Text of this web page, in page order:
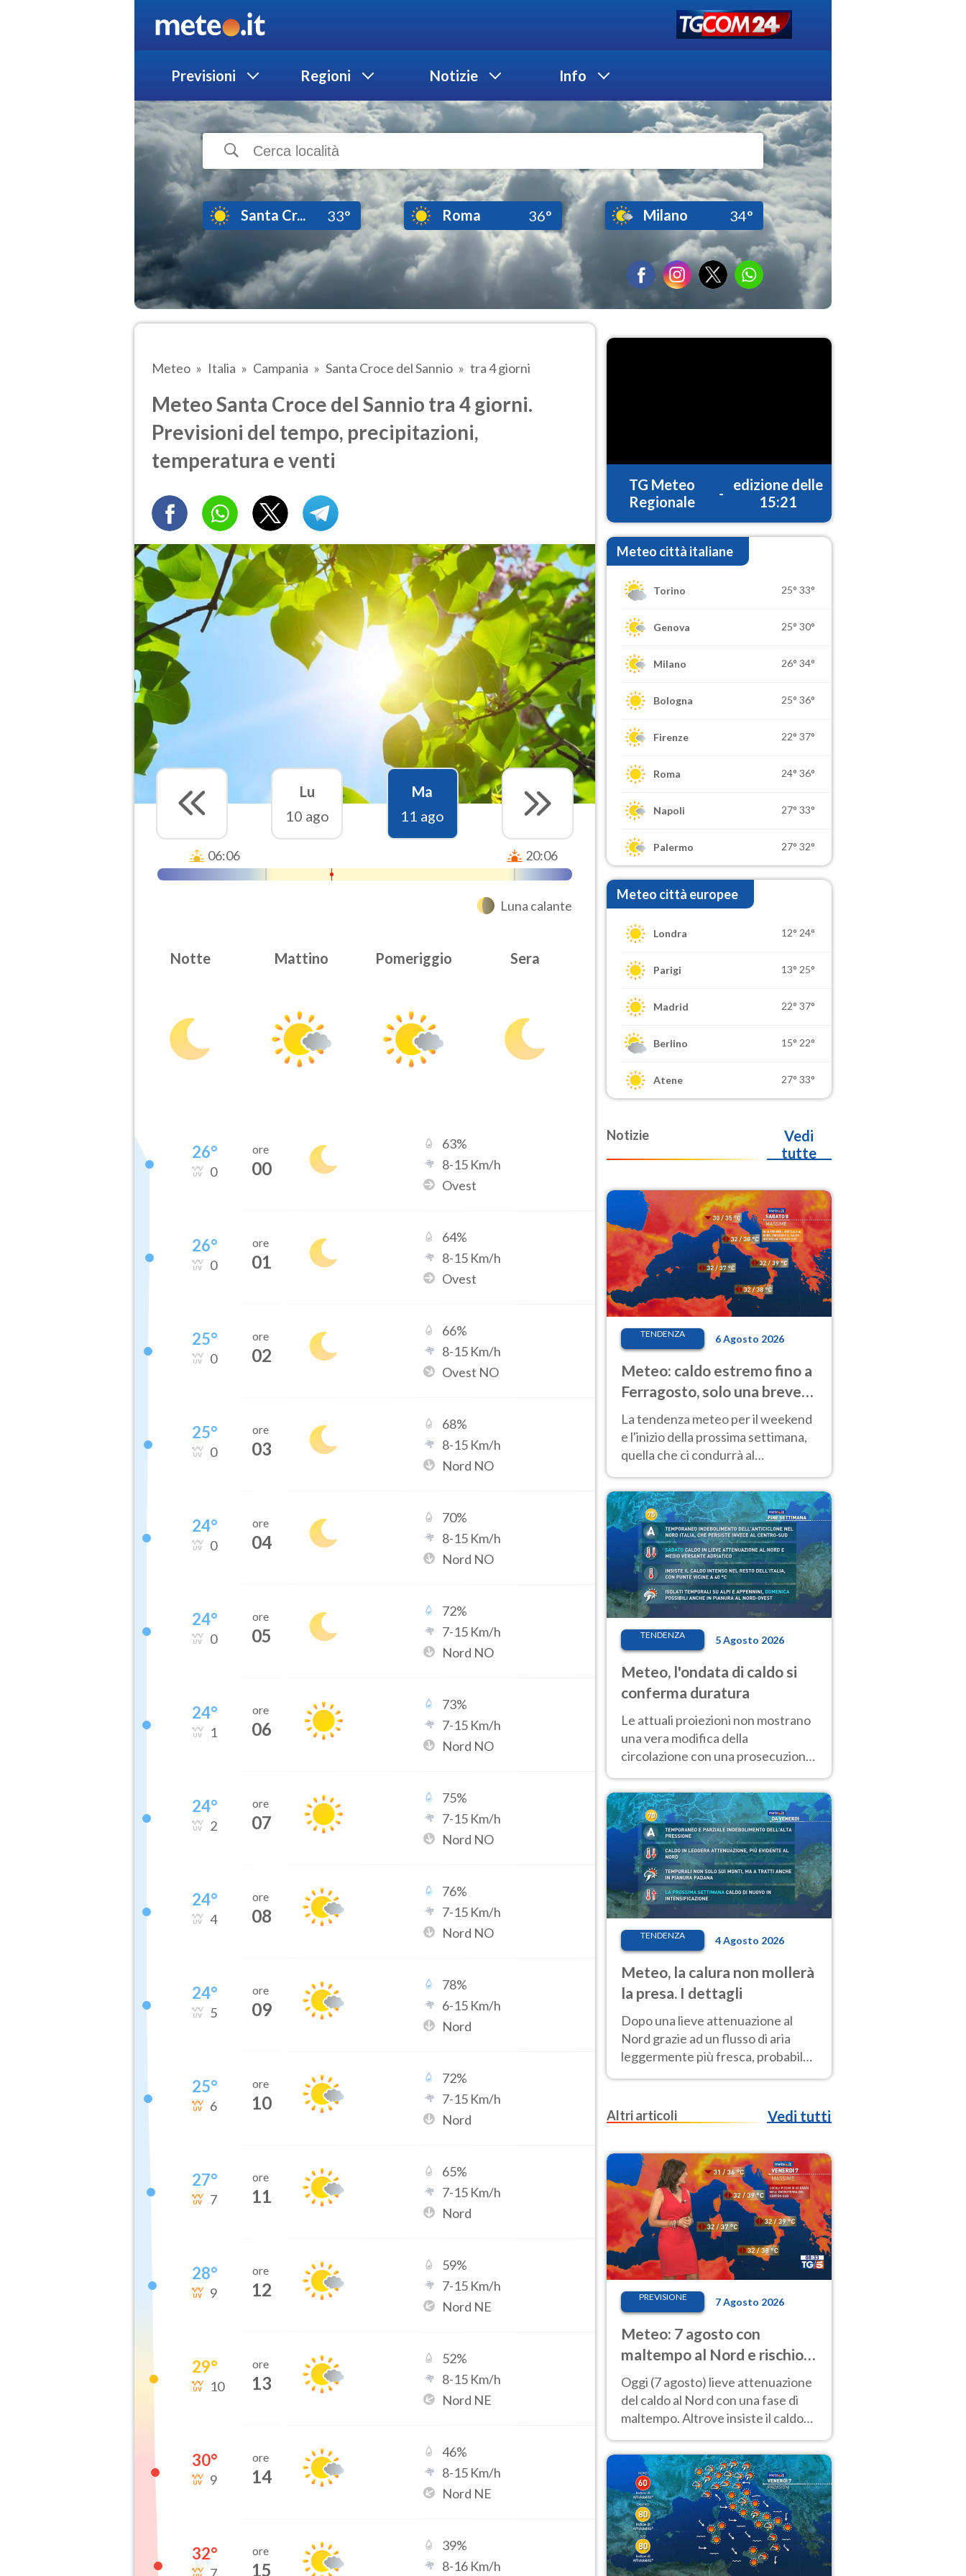
Previsioni Regioni Notizie Info
Santa Cr... 33° Roma 36° Milano 34°
Meteo Italia Campania Santa Croce del Sannio tra 4 giorni
Meteo Santa Croce del Sannio tra 4 giorni.
Previsioni del tempo, precipitazioni,
temperatura e venti
Lu
10 ago
Ma
11 ago
06:06 20:06
Luna calante
Notte Mattino Pomeriggio Sera
26°
0
ore
00
63%
8-15 Km/h
Ovest
26°
0
ore
01
64%
8-15 Km/h
Ovest
25°
0
ore
02
66%
8-15 Km/h
Ovest NO
25°
0
ore
03
68%
8-15 Km/h
Nord NO
24°
0
ore
04
70%
8-15 Km/h
Nord NO
24°
0
ore
05
72%
7-15 Km/h
Nord NO
24°
1
ore
06
73%
7-15 Km/h
Nord NO
24°
2
ore
07
75%
7-15 Km/h
Nord NO
24°
4
ore
08
76%
7-15 Km/h
Nord NO
24°
5
ore
09
78%
6-15 Km/h
Nord
25°
6
ore
10
72%
7-15 Km/h
Nord
27°
7
ore
11
65%
7-15 Km/h
Nord
28°
9
ore
12
59%
7-15 Km/h
Nord NE
29°
10
ore
13
52%
8-15 Km/h
Nord NE
30°
9
ore
14
46%
8-15 Km/h
Nord NE
32° ore
15
39%
8-16 Km/h
TG Meteo
Regionale
-
edizione delle
15:21
Meteo città italiane
Torino 25° 33°
Genova 25° 30°
Milano 26° 34°
Bologna 25° 36°
Firenze 22° 37°
Roma 24° 36°
Napoli 27° 33°
Palermo 27° 32°
Meteo città europee
Londra 12° 24°
Parigi 13° 25°
Madrid 22° 37°
Berlino 15° 22°
Atene 27° 33°
Notizie
Vedi
tutte
TENDENZA 6 Agosto 2026
Meteo: caldo estremo fino a
Ferragosto, solo una breve
pausa. Ecco dove
La tendenza meteo per il weekend
e l'inizio della prossima settimana,
quella che ci condurrà al
temperature molto elevate
TENDENZA 5 Agosto 2026
Meteo, l'ondata di caldo si
conferma duratura
Le attuali proiezioni non mostrano
una vera modifica della
circolazione con una prosecuzione
giorni, compresa la settimana di
Ferragosto
TENDENZA 4 Agosto 2026
Meteo, la calura non mollerà
la presa. I dettagli
Dopo una lieve attenuazione al
Nord grazie ad un flusso di aria
leggermente più fresca, probabile
nuovo rinforzo dell’anticiclone
Altri articoli
Vedi tutti
PREVISIONE 7 Agosto 2026
Meteo: 7 agosto con
maltempo al Nord e rischio
nubifragi. Altrove caldo
estremo
Oggi (7 agosto) lieve attenuazione
del caldo al Nord con una fase di
maltempo. Altrove insiste il caldo
previsioni